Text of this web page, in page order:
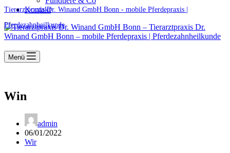
Kontakt
Tierarztpraxis Dr. Winand GmbH Bonn - mobile Pferdepraxis |
Pferdezahnheilkunde
Menü
Win
admin
06/01/2022
Wir